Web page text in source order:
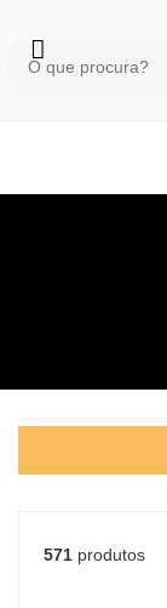
571 produtos